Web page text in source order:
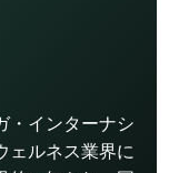
・インターナシ
ェルネス業界に